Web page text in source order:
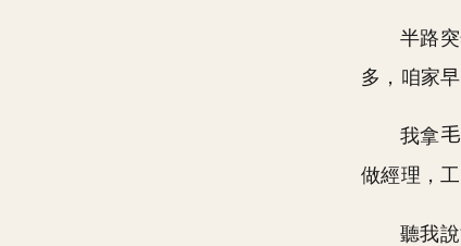
半路
多，咱家
我拿
做經理，
聽我